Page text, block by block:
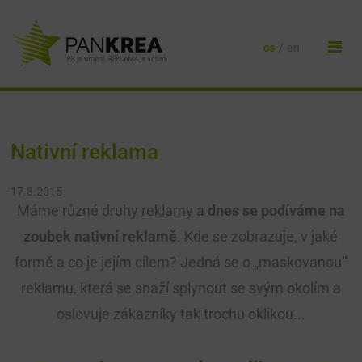
cs
Nativní reklama
17.8.2015
Máme různé druhy reklamy a dnes se podíváme na
zoubek nativní reklamě. Kde se zobrazuje, v jaké
formě a co je jejím cílem? Jedná se o „maskovanou”
reklamu, která se snaží splynout se svým okolím a
oslovuje zákazníky tak trochu oklikou...